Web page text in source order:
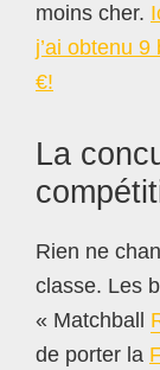
moins cher.
j’ai obtenu
€!
La
Rien ne
classe. Les
« Matchball
de porter la